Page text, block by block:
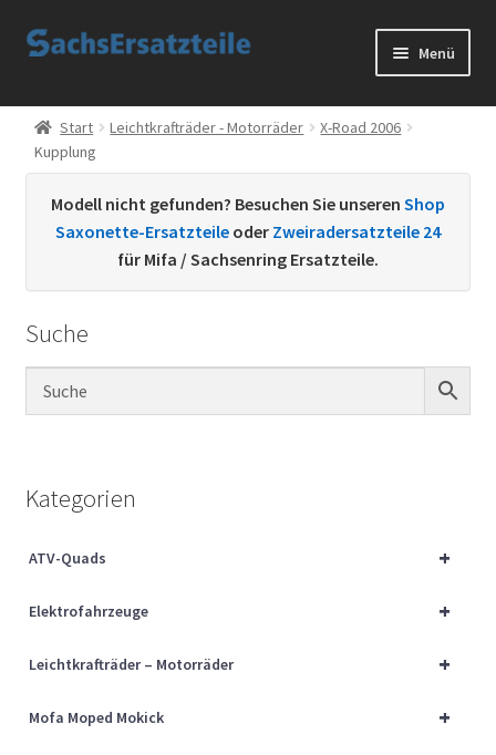
Zur
Zum
Menü
Start
AGB
Datenschutzerklärung
Kontakt
Sachs Ersatzteile
Über uns
Start Leichtkrafträder - Motorräder
X-Road 2006
Kupplung
Modell nicht gefunden? Besuchen Sie unseren Shop
Saxonette-Ersatzteile oder Zweiradersatzteile 24
für Mifa / Sachsenring Ersatzteile.
Suche
Kategorien
+
ATV-Quads
+
Elektrofahrzeuge
+
Leichtkrafträder – Motorräder
+
Mofa Moped Mokick